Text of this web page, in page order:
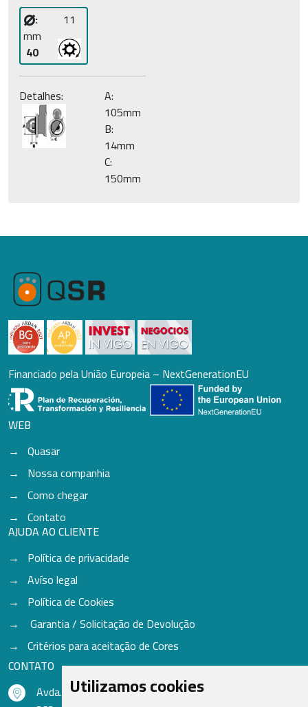
Utilizamos cookies
⌀:
mm
40
11
Detalhes:
A:
105mm
B:
14mm
C:
150mm
Financiado pela União Europeia – NextGenerationEU
WEB
Quasar
Nossa companhia
Como chegar
Contato
AJUDA AO CLIENTE
Política de privacidade
Avíso legal
Política de Cookies
Garantia / Solicitação de Devolução
Critérios para aceitação de Cores
CONTATO
Avda. do Freixo - Sardoma, 13